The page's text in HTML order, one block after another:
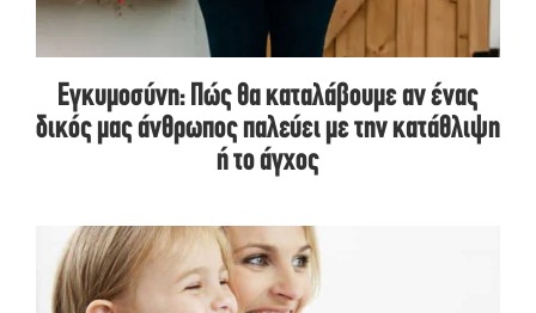
Εγκυμοσύνη: Πώς θα καταλάβουμε αν ένας
δικός μας άνθρωπος παλεύει με την κατάθλιψη
ή το άγχος